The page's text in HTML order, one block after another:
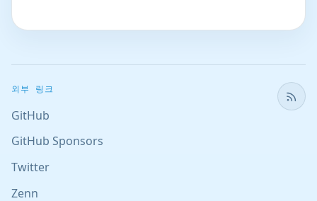
외부 링크
GitHub
GitHub Sponsors
Twitter
Zenn